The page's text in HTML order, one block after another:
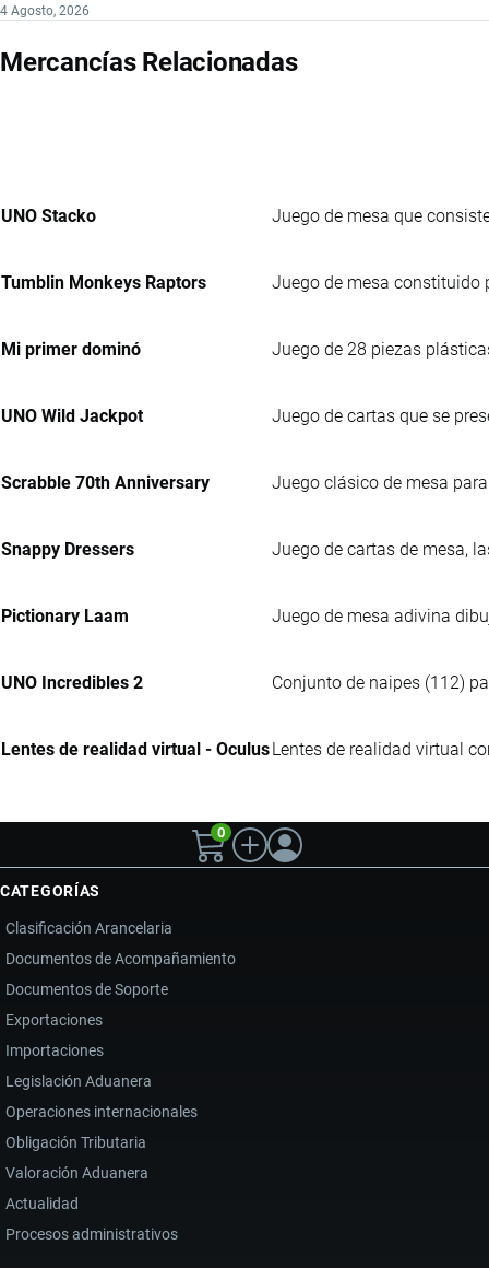
4 Agosto, 2026
Mercancías Relacionadas
UNO Stacko Juego de mesa que
Tumblin Monkeys Raptors Juego de mesa constituido
Mi primer dominó Juego de 28 piezas
UNO Wild Jackpot Juego de cartas que se
Scrabble 70th Anniversary Juego clásico de mesa
Snappy Dressers Juego de cartas de mesa,
Pictionary Laam Juego de mesa adivina
UNO Incredibles 2 Conjunto de naipes (112)
Lentes de realidad virtual - Oculus Lentes de realidad virtual
0
CATEGORÍAS
Clasificación Arancelaria
Documentos de Acompañamiento
Documentos de Soporte
Exportaciones
Importaciones
Legislación Aduanera
Operaciones internacionales
Obligación Tributaria
Valoración Aduanera
Actualidad
Procesos administrativos